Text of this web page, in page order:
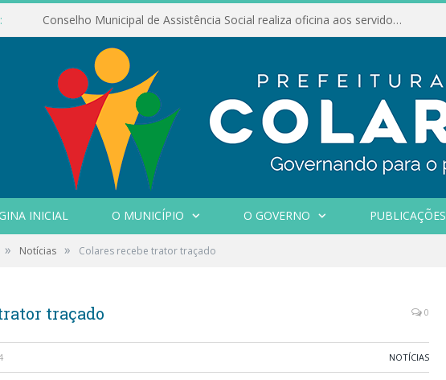
Conselho Municipal de Assistência Social realiza oficina aos servidores
INICIAL O MUNICÍPIO O GOVERNO PUBLICAÇÕES
» Notícias » Colares recebe trator traçado
traçado 0
NOTÍCIAS